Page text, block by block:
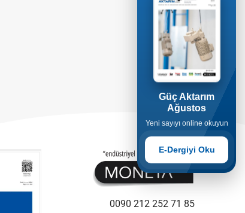
0090 212 252 71 85
Güç Aktarım
Ağustos
Yeni sayıyı online okuyun
E-Dergiyi Oku